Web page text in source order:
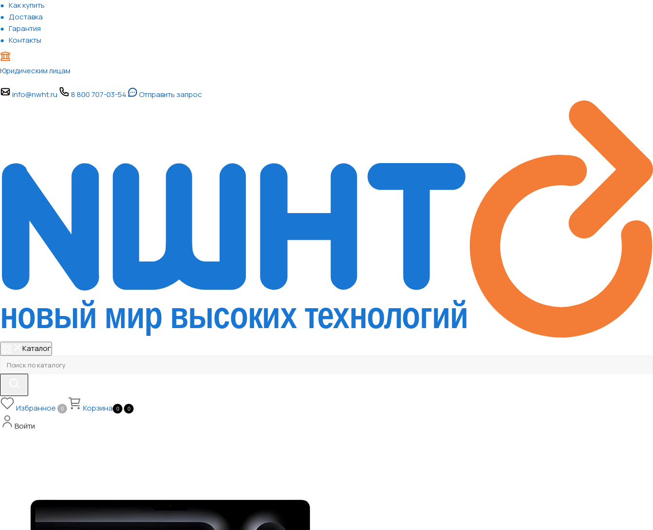
Как купить
Доставка
Гарантия
Контакты
Юридическим лицам
info@nwht.ru 8 800 707-03-54 Отправить запрос
Каталог
Избранное 0 Корзина 0 0
Войти